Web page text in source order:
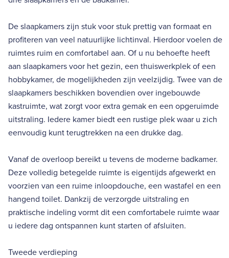
De slaapkamers zijn stuk voor stuk prettig van formaat en
profiteren van veel natuurlijke lichtinval. Hierdoor voelen de
ruimtes ruim en comfortabel aan. Of u nu behoefte heeft
aan slaapkamers voor het gezin, een thuiswerkplek of een
hobbykamer, de mogelijkheden zijn veelzijdig. Twee van de
slaapkamers beschikken bovendien over ingebouwde
kastruimte, wat zorgt voor extra gemak en een opgeruimde
uitstraling. Iedere kamer biedt een rustige plek waar u zich
eenvoudig kunt terugtrekken na een drukke dag.
Vanaf de overloop bereikt u tevens de moderne badkamer.
Deze volledig betegelde ruimte is eigentijds afgewerkt en
voorzien van een ruime inloopdouche, een wastafel en een
hangend toilet. Dankzij de verzorgde uitstraling en
praktische indeling vormt dit een comfortabele ruimte waar
u iedere dag ontspannen kunt starten of afsluiten.
Tweede verdieping